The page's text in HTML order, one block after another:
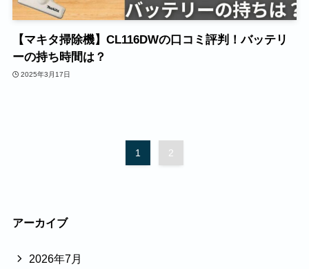
【マキタ掃除機】CL116DWの口コミ評判！バッテリ
ーの持ち時間は？
2025年3月17日
1 2
アーカイブ
2026年7月